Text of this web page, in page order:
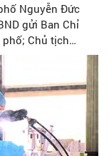
Nguyễn Đức
gửi Ban Chỉ
phố; Chủ tịch
thị trấn; Giám đốc
đốc Bệnh viện
Hà Nội.